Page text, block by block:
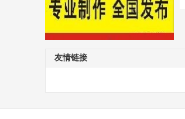
友情链接